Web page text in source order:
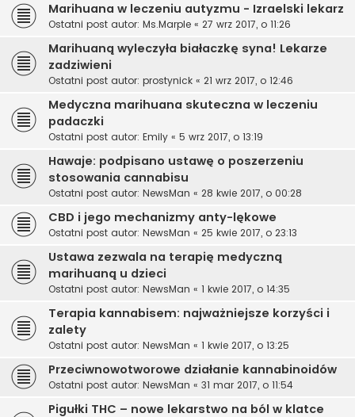
Marihuana w leczeniu autyzmu - Izraelski lekarz
Ostatni post autor: Ms.Marple « 27 wrz 2017, o 11:26
Marihuaną wyleczyła białaczkę syna! Lekarze
zadziwieni
Ostatni post autor: prostynick « 21 wrz 2017, o 12:46
Medyczna marihuana skuteczna w leczeniu
padaczki
Ostatni post autor: Emily « 5 wrz 2017, o 13:19
Hawaje: podpisano ustawę o poszerzeniu
stosowania cannabisu
Ostatni post autor: NewsMan « 28 kwie 2017, o 00:28
CBD i jego mechanizmy anty-lękowe
Ostatni post autor: NewsMan « 25 kwie 2017, o 23:13
Ustawa zezwala na terapię medyczną
marihuaną u dzieci
Ostatni post autor: NewsMan « 1 kwie 2017, o 14:35
Terapia kannabisem: najważniejsze korzyści i
zalety
Ostatni post autor: NewsMan « 1 kwie 2017, o 13:25
Przeciwnowotworowe działanie kannabinoidów
Ostatni post autor: NewsMan « 31 mar 2017, o 11:54
Pigułki THC – nowe lekarstwo na ból w klatce